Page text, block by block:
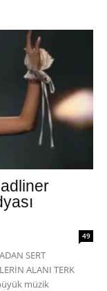
49
SERT
ALANI TERK
müzik